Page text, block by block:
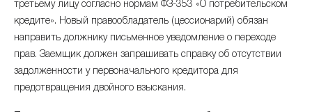
третьему лицу согласно нормам ФЗ-353 «О потребительском
кредите». Новый правообладатель (цессионарий) обязан
направить должнику письменное уведомление о переходе
прав. Заемщик должен запрашивать справку об отсутствии
задолженности у первоначального кредитора для
предотвращения двойного взыскания.